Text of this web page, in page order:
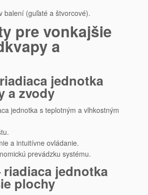
balení (guľaté a štvorcové).
pre vonkajšie
a
jednotka
a zvody
jednotka s teplotným a vlhkostným
a intuitívne ovládanie.
prevádzku systému.
riadiaca jednotka
plochy